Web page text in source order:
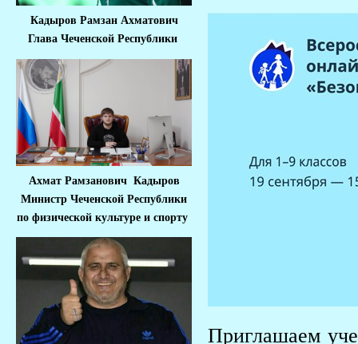
Кадыров Рамзан Ахматович
Глава Чеченской Республики
Ахмат Рамзанович Кадыров
Министр Чеченской Республики
по физической культуре и спорту
Приглашаем